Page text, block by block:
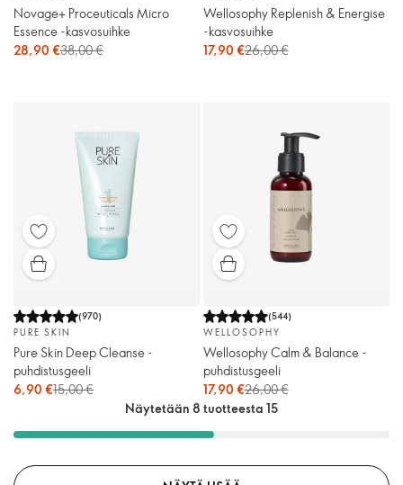
Novage+ Proceuticals Micro
Essence -kasvosuihke
28,90 €38,00 €
Wellosophy Replenish & Energise
-kasvosuihke
17,90 €26,00 €
(970)
PURE SKIN
Pure Skin Deep Cleanse -
puhdistusgeeli
6,90 €15,00 €
(544)
WELLOSOPHY
Wellosophy Calm & Balance -
puhdistusgeeli
17,90 €26,00 €
Näytetään 8 tuotteesta 15